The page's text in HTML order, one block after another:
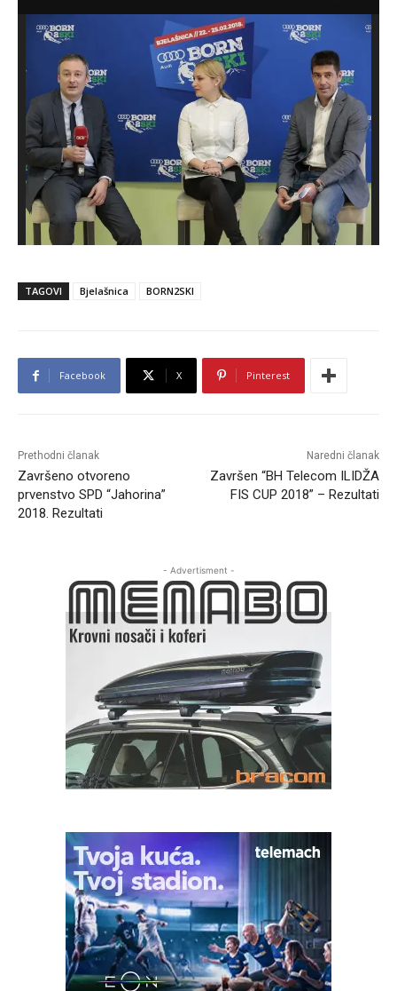
TAGOVI Bjelašnica BORN2SKI
Facebook X Pinterest
Prethodni članak
Završeno otvoreno
prvenstvo SPD “Jahorina”
2018. Rezultati
Naredni članak
Završen “BH Telecom ILIDŽA
FIS CUP 2018” – Rezultati
- Advertisment -